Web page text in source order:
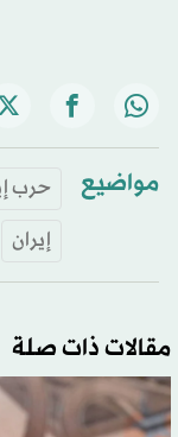
مواضيع حرب
إيران
مقالات ذات صلة